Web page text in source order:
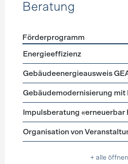
Beratung
Förderprogramme
Förderprogramm
Energieeffizienz
Gebäudeenergieausweis
Gebäudemodernisierung mit
Impulsberatung «erneuerbar
Organisation von
+ alle öffnen